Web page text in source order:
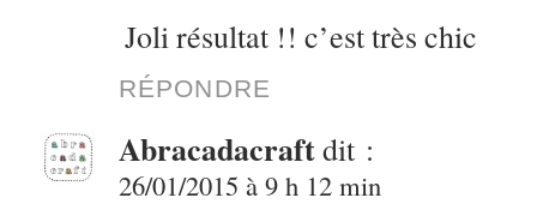
Joli résultat !! c’est très chic
RÉPONDRE
Abracadacraftdit :
26/01/2015 à 9 h 12 min